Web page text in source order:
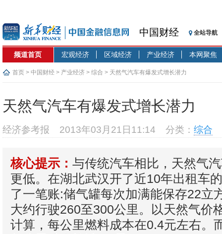
中国财经 全站导航
频道首页 宏观经济 区域经济 产业经济 本网聚焦
首页 > 中国财经 > 产业经济 > 综合 > 天然气汽车有爆发式增长潜力
天然气汽车有爆发式增长潜力
经济参考报 2013年03月21日11:14 分类： 综合
核心提示： 与传统汽车相比，天然气
更低。在湖北武汉开了近10年出租车
了一笔账:储气罐每次加满能保存22立
大约行驶260至300公里。以天然气价
计算，每公里燃料成本在0.4元左右。